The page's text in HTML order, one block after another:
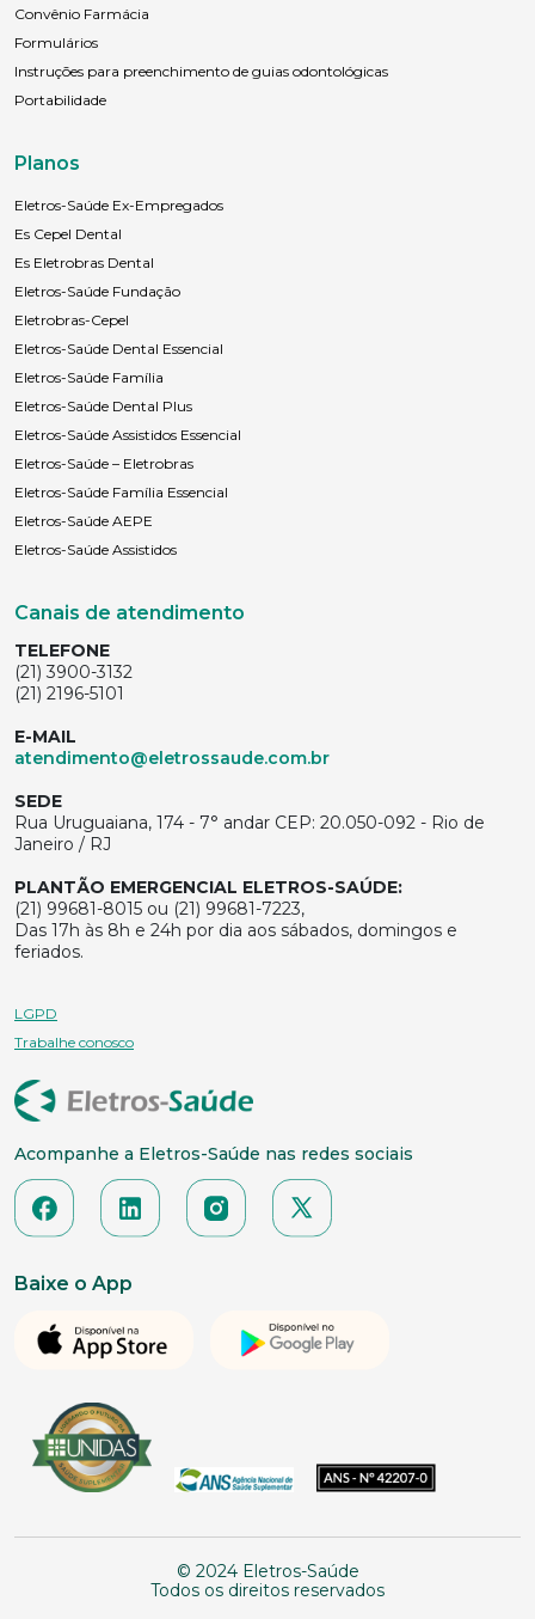
Convênio Farmácia
Formulários
Instruções para preenchimento de guias odontológicas
Portabilidade
Planos
Eletros-Saúde Ex-Empregados
Es Cepel Dental
Es Eletrobras Dental
Eletros-Saúde Fundação
Eletrobras-Cepel
Eletros-Saúde Dental Essencial
Eletros-Saúde Família
Eletros-Saúde Dental Plus
Eletros-Saúde Assistidos Essencial
Eletros-Saúde – Eletrobras
Eletros-Saúde Família Essencial
Eletros-Saúde AEPE
Eletros-Saúde Assistidos
Canais de atendimento
TELEFONE
(21) 3900-3132
(21) 2196-5101
E-MAIL
atendimento@eletrossaude.com.br
SEDE
Rua Uruguaiana, 174 - 7° andar CEP: 20.050-092 - Rio de
Janeiro / RJ
PLANTÃO EMERGENCIAL ELETROS-SAÚDE:
(21) 99681-8015 ou (21) 99681-7223,
Das 17h às 8h e 24h por dia aos sábados, domingos e
feriados.
LGPD
Trabalhe conosco
Acompanhe a Eletros-Saúde nas redes sociais
Baixe o App
© 2024 Eletros-Saúde
Todos os direitos reservados